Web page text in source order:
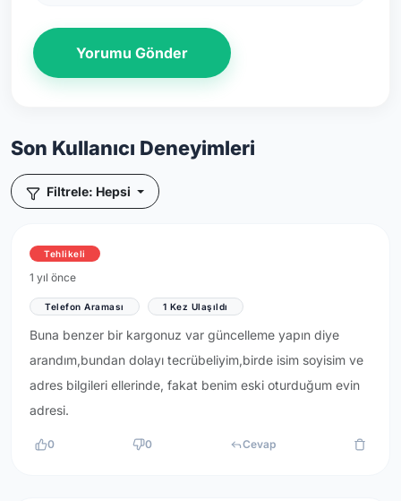
Yorumu Gönder
Son Kullanıcı Deneyimleri
Filtrele: Hepsi
Tehlikeli
1 yıl önce
Telefon Araması 1 Kez Ulaşıldı
Buna benzer bir kargonuz var güncelleme yapın diye
arandım,bundan dolayı tecrübeliyim,birde isim soyisim ve
adres bilgileri ellerinde, fakat benim eski oturduğum evin
adresi.
0 0 Cevap